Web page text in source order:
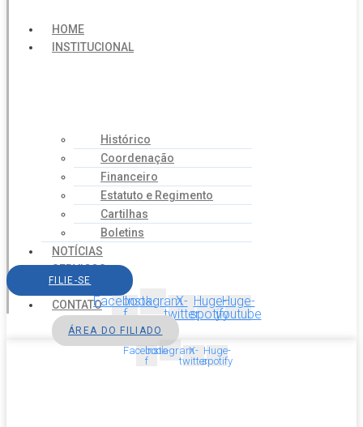
HOME
INSTITUCIONAL
Histórico
Coordenação
Financeiro
Estatuto e Regimento
Cartilhas
Boletins
NOTÍCIAS
SERVIÇOS
AGENDA
CONTATO
FILIE-SE
Facebook-
f
InstagramX-
twitter
Huge-
spotify
Huge-
youtube
ÁREA DO FILIADO
Facebook-
f
InstagramX-
twitter
Huge-
spotify